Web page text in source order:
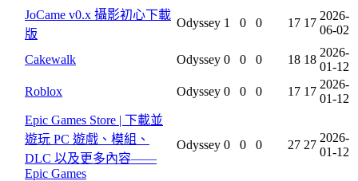
JoCame v0.x 攝影初心下載
版
Odyssey 1 0 0 17 17
2026-
06-02
Cakewalk Odyssey 0 0 0 18 18
2026-
01-12
Roblox
Odyssey 0 0 0 17 17
2026-
01-12
Epic Games Store | 下載並
遊玩 PC 遊戲、模組、
DLC 以及更多內容——
Epic Games
Odyssey 0 0 0 27 27
2026-
01-12